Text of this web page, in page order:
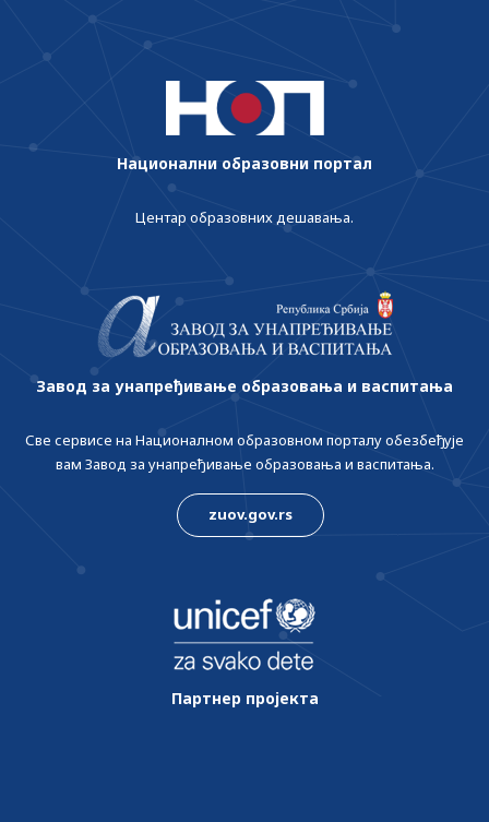
Национални образовни портал
Центар образовних дешавања.
Завод за унапређивање образовања и васпитања
Све сервисе на Националном образовном порталу обезбеђује
вам Завод за унапређивање образовања и васпитања.
zuov.gov.rs
Партнер пројекта